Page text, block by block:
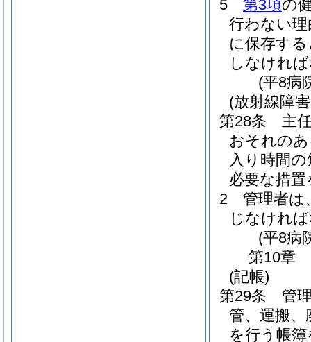
5
第3項の
行わない
に保存す
しなけれ
(平8病
(放射線障
第28条
主
おそれの
入り時間
必要な措
2
管理者は
じなけれ
(平8病
第10章
(記帳)
第29条
管
管、運搬、
を行う帳